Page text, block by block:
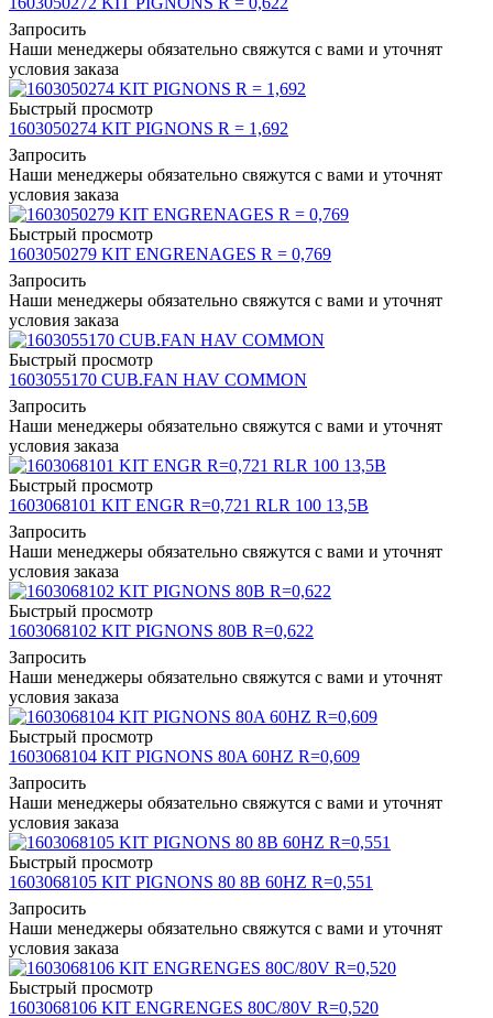
Запросить
Наши менеджеры обязательно свяжутся с вами и уточнят
условия заказа
Быстрый просмотр
1603050274 KIT PIGNONS R = 1,692
Запросить
Наши менеджеры обязательно свяжутся с вами и уточнят
условия заказа
Быстрый просмотр
1603050279 KIT ENGRENAGES R = 0,769
Запросить
Наши менеджеры обязательно свяжутся с вами и уточнят
условия заказа
Быстрый просмотр
1603055170 CUB.FAN HAV COMMON
Запросить
Наши менеджеры обязательно свяжутся с вами и уточнят
условия заказа
Быстрый просмотр
1603068101 KIT ENGR R=0,721 RLR 100 13,5B
Запросить
Наши менеджеры обязательно свяжутся с вами и уточнят
условия заказа
Быстрый просмотр
1603068102 KIT PIGNONS 80B R=0,622
Запросить
Наши менеджеры обязательно свяжутся с вами и уточнят
условия заказа
Быстрый просмотр
1603068104 KIT PIGNONS 80A 60HZ R=0,609
Запросить
Наши менеджеры обязательно свяжутся с вами и уточнят
условия заказа
Быстрый просмотр
1603068105 KIT PIGNONS 80 8B 60HZ R=0,551
Запросить
Наши менеджеры обязательно свяжутся с вами и уточнят
условия заказа
Быстрый просмотр
1603068106 KIT ENGRENGES 80C/80V R=0,520